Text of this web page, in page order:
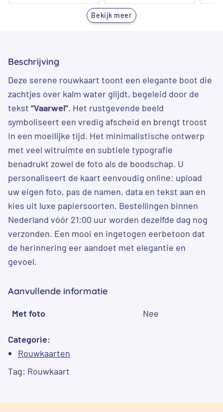
was: is:
was:
€ 2,79.
is:
Bekijk meer
Beschrijving
Deze serene rouwkaart toont een elegante boot die
zachtjes over kalm water glijdt, begeleid door de
tekst “Vaarwel”. Het rustgevende beeld
symboliseert een vredig afscheid en brengt troost
in een moeilijke tijd. Het minimalistische ontwerp
met veel witruimte en subtiele typografie
benadrukt zowel de foto als de boodschap. U
personaliseert de kaart eenvoudig online: upload
uw eigen foto, pas de namen, data en tekst aan en
kies uit luxe papiersoorten. Bestellingen binnen
Nederland vóór 21:00 uur worden dezelfde dag nog
verzonden. Een mooi en ingetogen eerbetoon dat
de herinnering eer aandoet met elegantie en
gevoel.
Aanvullende informatie
Met foto Nee
Categorie:
Rouwkaarten
Tag: Rouwkaart